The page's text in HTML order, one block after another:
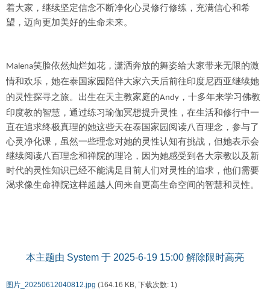
着大家，继续坚定信念不断净化心灵修行修练，充满信心和希
望，迈向更加美好的生命未来。
Malena笑脸依然灿烂如花，潇洒奔放的舞姿给大家带来无限的激
情和欢乐，她在泰国家园陪伴大家六天后前往印度尼西亚继续她
的灵性探寻之旅。出生在天主教家庭的Andy ，十多年来学习佛教
印度教的智慧，通过练习瑜伽冥想提升灵性，在生活和修行中一
直在追求终极真理的她这些天在泰国家园阅读八百理念，参与了
心灵净化课，虽然一些理念对她的灵性认知有挑战，但她表示会
继续阅读八百理念和禅院的理论，因为她感受到各大宗教以及新
时代的灵性知识已经不能满足目前人们对灵性的追求，他们需要
渴求像生命禅院这样超越人间来自更高生命空间的智慧和灵性。
本主题由 System 于 2025-6-19 15:00 解除限时高亮
图片_20250612040812.jpg (164.16 KB, 下载次数: 1)